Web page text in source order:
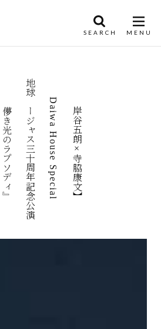
【岸谷五朗×寺脇康文】
Daiwa House Special
地球ゴージャス三十周年記念公演
『儚き光のラプソディ』